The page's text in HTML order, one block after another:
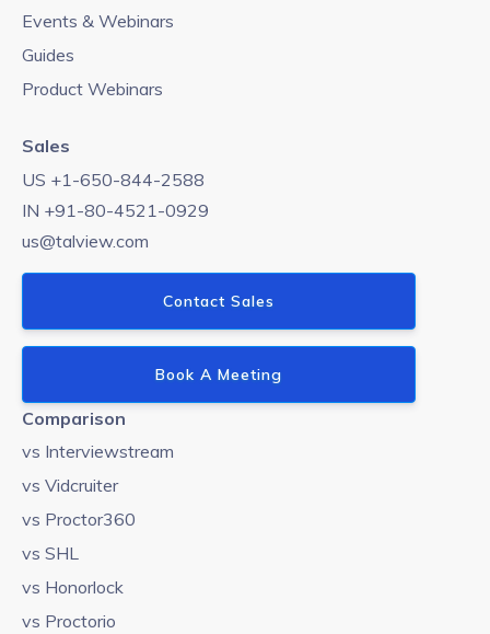
Events & Webinars
Guides
Product Webinars
Sales
US +1-650-844-2588
IN +91-80-4521-0929
us@talview.com
Contact Sales
Book A Meeting
Comparison
vs Interviewstream
vs Vidcruiter
vs Proctor360
vs SHL
vs Honorlock
vs Proctorio